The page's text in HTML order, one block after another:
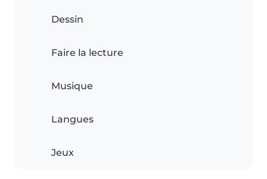
Dessin
Faire la lecture
Musique
Langues
Jeux